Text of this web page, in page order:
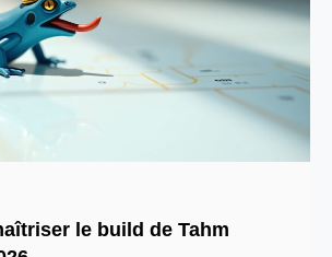
le build de Tahm